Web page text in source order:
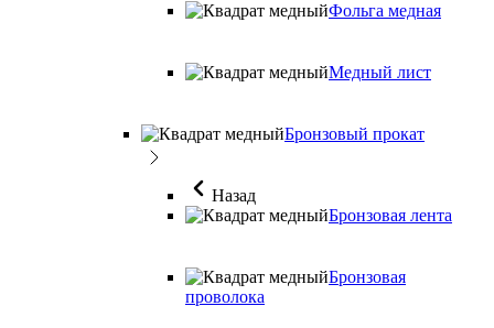
Фольга медная
Медный лист
Бронзовый прокат
Назад
Бронзовая лента
Бронзовая
проволока